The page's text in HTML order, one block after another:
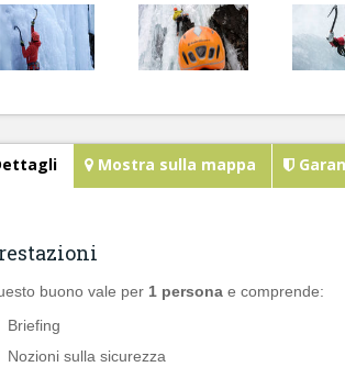
Mostra sulla mappa
buono vale per 1 persona e comprende:
Briefing
Nozioni sulla sicurezza